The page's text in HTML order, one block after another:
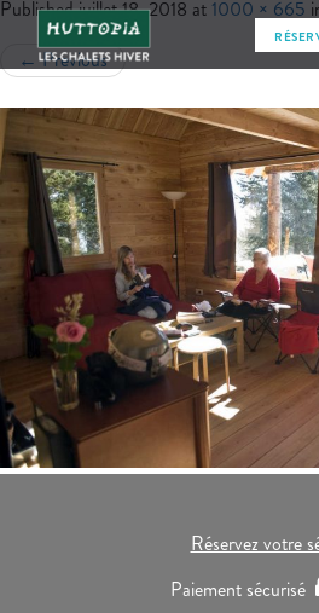
Publishedjuillet 18, 2018 at 1000 × 665
←Previous
Réservez votre
Paiement sécurisé